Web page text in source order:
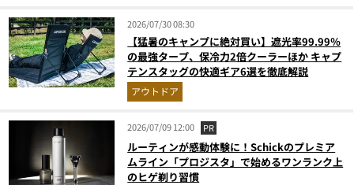
2026/07/30 08:30
【猛暑のキャンプに絶対買い】遮光率99.99％
の最強タープ、保冷力2倍クーラーほか キャプ
テンスタッグの快適ギア6選を徹底解説
アウトドア
2026/07/09 12:00 PR
ルーティンが感動体験に！Schickのプレミア
ムライン「プロジスタ」で始めるワンランク上
のヒゲ剃り習慣